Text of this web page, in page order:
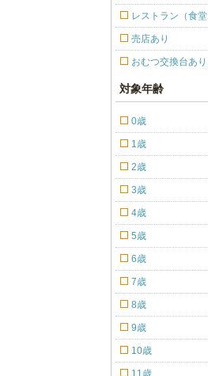
レストラン（食堂
売店あり
おむつ交換台あり
対象年齢
0歳
1歳
2歳
3歳
4歳
5歳
6歳
7歳
8歳
9歳
10歳
11歳